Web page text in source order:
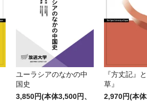
ユーラシアのなかの中
国史
3,850円(本体3,500円、
『方丈記』
草』
2,970円(本